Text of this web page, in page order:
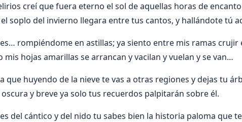
creí que fuera eterno el sol de aquellas horas de
soplo del invierno llegara entre tus cantos, y hallándote tú
rompiéndome en astillas; ya siento entre mis ramas crujir
mis hojas amarillas se arrancan y vacilan y vuelan y se van…
que huyendo de la nieve te vas a otras regiones y dejas tu
y breve ya solo tus recuerdos palpitarán sobre él.
del cántico y del nido tu sabes bien la historia paloma que